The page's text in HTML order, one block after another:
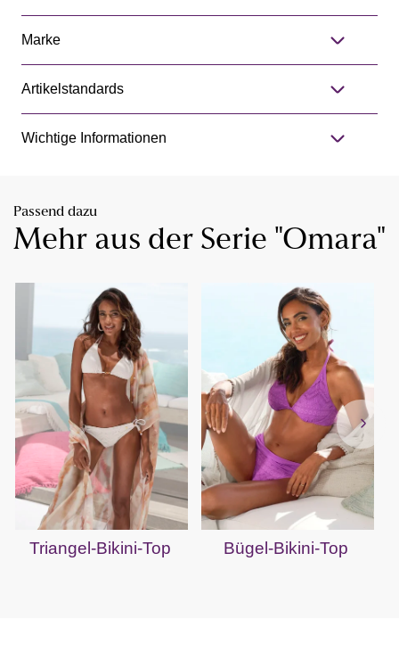
Marke
Artikelstandards
Wichtige Informationen
Passend dazu
Mehr aus der Serie "Omara"
Triangel-Bikini-Top Bügel-Bikini-Top